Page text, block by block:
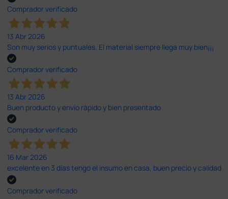
Comprador verificado
13 Abr 2026
Son muy serios y puntuales. El material siempre llega muy bien¡¡¡
Comprador verificado
13 Abr 2026
Buen producto y envío rápido y bien presentado
Comprador verificado
16 Mar 2026
excelente en 3 días tengo el insumo en casa, buen precio y calidad
Comprador verificado